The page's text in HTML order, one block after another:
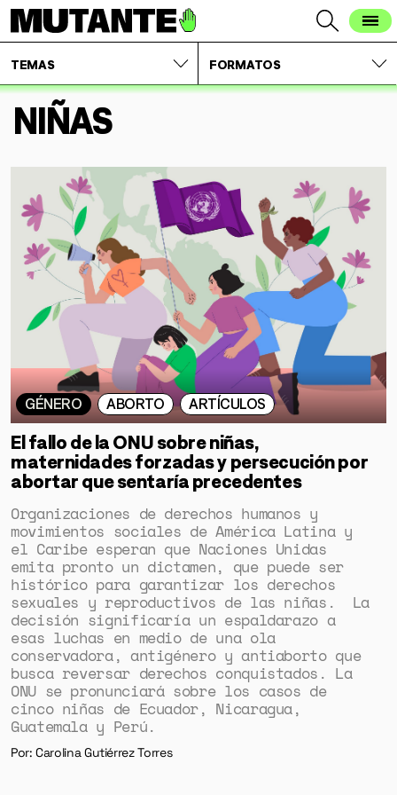
TEMAS FORMATOS
NIÑAS
GÉNERO ABORTO ARTÍCULOS
El fallo de la ONU sobre niñas,
maternidades forzadas y persecución por
abortar que sentaría precedentes
Organizaciones de derechos humanos y
movimientos sociales de América Latina y
el Caribe esperan que Naciones Unidas
emita pronto un dictamen, que puede ser
histórico para garantizar los derechos
sexuales y reproductivos de las niñas. La
decisión significaría un espaldarazo a
esas luchas en medio de una ola
conservadora, antigénero y antiaborto que
busca reversar derechos conquistados. La
ONU se pronunciará sobre los casos de
cinco niñas de Ecuador, Nicaragua,
Guatemala y Perú.
Por: Carolina Gutiérrez Torres